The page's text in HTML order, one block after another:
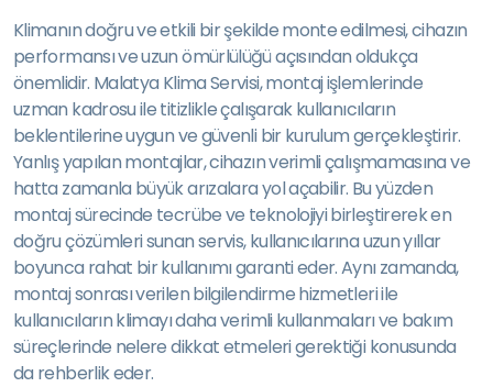
Klimanın doğru ve etkili bir şekilde monte edilmesi, cihazın
performansı ve uzun ömürlülüğü açısından oldukça
önemlidir. Malatya Klima Servisi, montaj işlemlerinde
uzman kadrosu ile titizlikle çalışarak kullanıcıların
beklentilerine uygun ve güvenli bir kurulum gerçekleştirir.
Yanlış yapılan montajlar, cihazın verimli çalışmamasına ve
hatta zamanla büyük arızalara yol açabilir. Bu yüzden
montaj sürecinde tecrübe ve teknolojiyi birleştirerek en
doğru çözümleri sunan servis, kullanıcılarına uzun yıllar
boyunca rahat bir kullanımı garanti eder. Aynı zamanda,
montaj sonrası verilen bilgilendirme hizmetleri ile
kullanıcıların klimayı daha verimli kullanmaları ve bakım
süreçlerinde nelere dikkat etmeleri gerektiği konusunda
da rehberlik eder.